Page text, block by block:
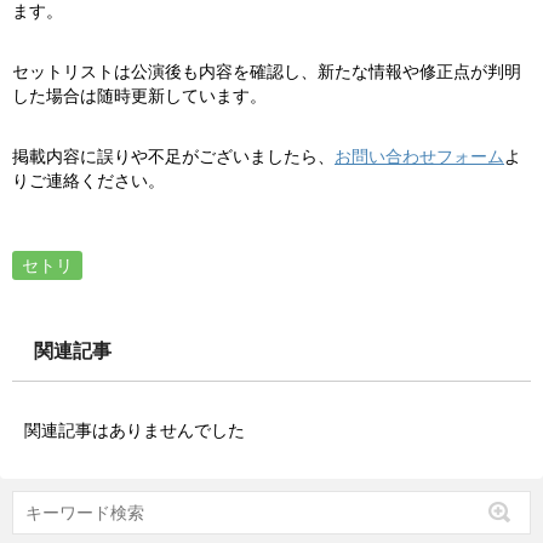
ます。
セットリストは公演後も内容を確認し、新たな情報や修正点が判明
した場合は随時更新しています。
掲載内容に誤りや不足がございましたら、 お問い合わせフォーム よ
りご連絡ください。
セトリ
関連記事
関連記事はありませんでした